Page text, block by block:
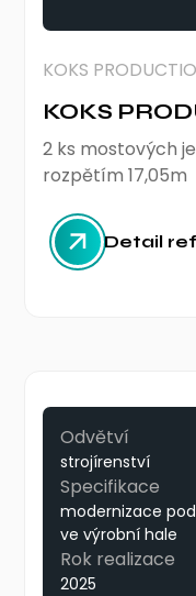
KOKS
KOKS
2 ks mostových
rozpětím 17,05m
Detail
Odvětví
strojírenství
Specifikace
modernizace
ve výrobní hale
Rok realizace
2025